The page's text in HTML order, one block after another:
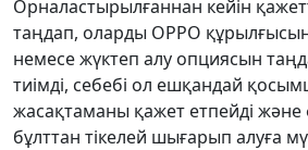
Орналастырылғаннан кейін
таңдап, оларды OPPO
немесе жүктеп алу опциясын
тиімді, себебі ол ешқандай
жасақтаманы қажет етпейді және
бұлттан тікелей шығарып алуға